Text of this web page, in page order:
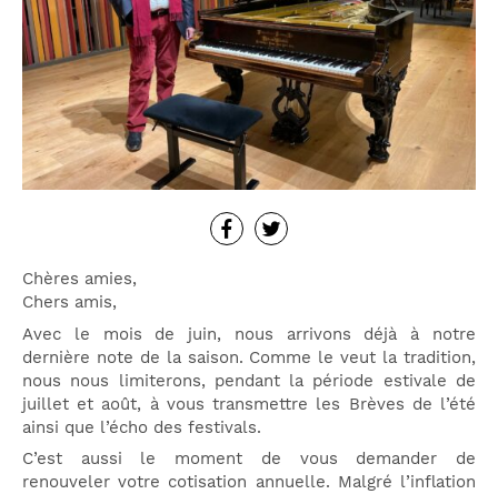
Chères amies,
Chers amis,
Avec le mois de juin, nous arrivons déjà à notre
dernière note de la saison. Comme le veut la tradition,
nous nous limiterons, pendant la période estivale de
juillet et août, à vous transmettre les Brèves de l’été
ainsi que l’écho des festivals.
C’est aussi le moment de vous demander de
renouveler votre cotisation annuelle. Malgré l’inflation